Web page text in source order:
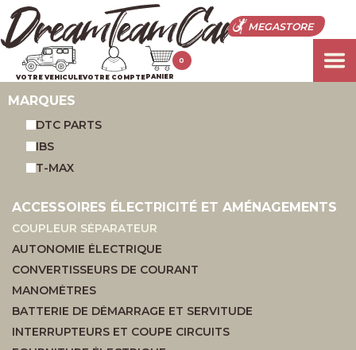
MEGASTORE
VOTRE VEHICULEVOTRE COMPTEPANIER
0
MARQUES
DTC PARTS
IBS
T-MAX
ACCESSOIRES ÉLECTRICITÉ ET AMÉNAGEMENTS
COUPLEUR SÉPARATEUR
AUTONOMIE ÉLECTRIQUE
CONVERTISSEURS DE COURANT
MANOMÈTRES
BATTERIE DE DÉMARRAGE ET SERVITUDE
INTERRUPTEURS ET COUPE CIRCUITS